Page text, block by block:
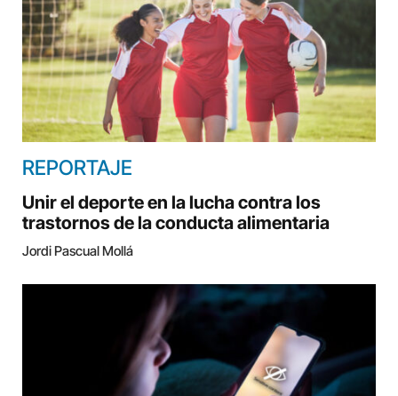
REPORTAJE
Unir el deporte en la lucha contra los
trastornos de la conducta alimentaria
Jordi Pascual Mollá